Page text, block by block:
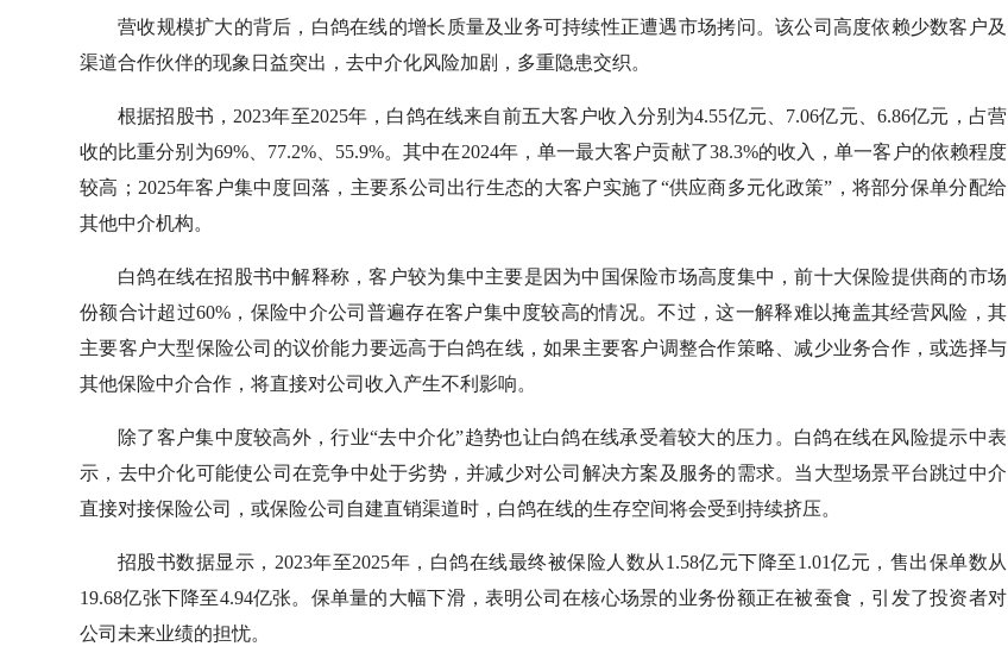
营收规模扩大的背后，白鸽在线的增长质量及业务可持续性正遭遇市场拷问。该公司高度依赖少数客户及
渠道合作伙伴的现象日益突出，去中介化风险加剧，多重隐患交织。
根据招股书，2023年至2025年，白鸽在线来自前五大客户收入分别为4.55亿元、7.06亿元、6.86亿元，占营
收的比重分别为69%、77.2%、55.9%。其中在2024年，单一最大客户贡献了38.3%的收入，单一客户的依赖程度
较高；2025年客户集中度回落，主要系公司出行生态的大客户实施了“供应商多元化政策”，将部分保单分配给
其他中介机构。
白鸽在线在招股书中解释称，客户较为集中主要是因为中国保险市场高度集中，前十大保险提供商的市场
份额合计超过60%，保险中介公司普遍存在客户集中度较高的情况。不过，这一解释难以掩盖其经营风险，其
主要客户大型保险公司的议价能力要远高于白鸽在线，如果主要客户调整合作策略、减少业务合作，或选择与
其他保险中介合作，将直接对公司收入产生不利影响。
除了客户集中度较高外，行业“去中介化”趋势也让白鸽在线承受着较大的压力。白鸽在线在风险提示中表
示，去中介化可能使公司在竞争中处于劣势，并减少对公司解决方案及服务的需求。当大型场景平台跳过中介
直接对接保险公司，或保险公司自建直销渠道时，白鸽在线的生存空间将会受到持续挤压。
招股书数据显示，2023年至2025年，白鸽在线最终被保险人数从1.58亿元下降至1.01亿元，售出保单数从
19.68亿张下降至4.94亿张。保单量的大幅下滑，表明公司在核心场景的业务份额正在被蚕食，引发了投资者对
公司未来业绩的担忧。